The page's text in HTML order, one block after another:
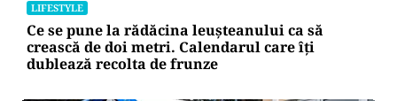
LIFESTYLE
Ce se pune la rădăcina leușteanului ca să
crească de doi metri. Calendarul care îți
dublează recolta de frunze